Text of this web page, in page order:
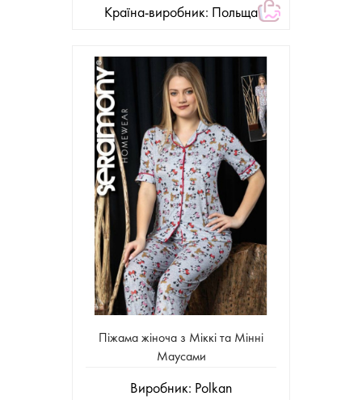
Країна-виробник: Польща
Піжама жіноча з Міккі та Мінні
Маусами
Виробник: Polkan